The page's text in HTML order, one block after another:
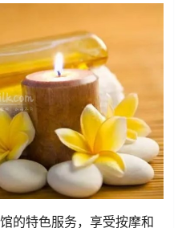
的特色服务，享受按摩和